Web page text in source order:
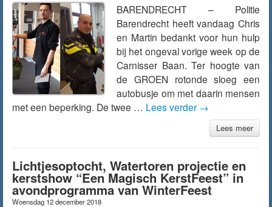
BARENDRECHT – Politie
Barendrecht heeft vandaag Chris
en Martin bedankt voor hun hulp
bij het ongeval vorige week op de
Carnisser Baan. Ter hoogte van
de GROEN rotonde sloeg een
autobusje om met daarin mensen
met een beperking. De twee … Lees verder →
Lees meer
Lichtjesoptocht, Watertoren projectie en
kerstshow “Een Magisch KerstFeest” in
avondprogramma van WinterFeest
Woensdag 12 december 2018